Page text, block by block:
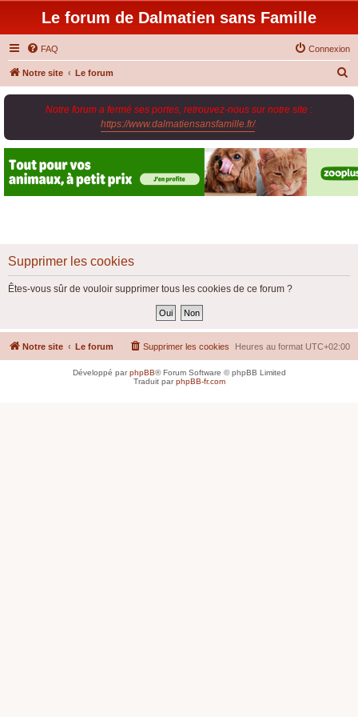
Le forum de Dalmatien sans Famille
FAQ Connexion
Notre site Le forum
e
r
Notre forum a fermé ses portes, retrouvez-nous sur notre site :
https://www.dalmatiensansfamille.fr/.
Supprimer les cookies
Êtes-vous sûr de vouloir supprimer tous les cookies de ce forum ?
Notre site Le forum Heures au format UTC+02:00
Supprimer les cookies
Développé parphpBB® Forum Software © phpBB Limited
Traduit parphpBB-fr.com